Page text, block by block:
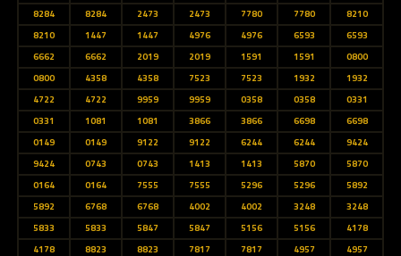
8284
8284 2473 2473 7780 7780
8210
8210
1447 1447 4976 4976 6593
6593
6662
6662 2019 2019 1591 1591
0800
0800
4358 4358 7523 7523 1932
1932
4722
4722 9959 9959 0358 0358
0331
0331
1081 1081 3866 3866 6698
6698
0149
0149 9122 9122 6244 6244
9424
9424
0743 0743 1413 1413 5870
5870
0164
0164 7555 7555 5296 5296
5892
5892
6768 6768 4002 4002 3248
3248
5833
5833 5847 5847 5156 5156
4178
4178
8823 8823 7817 7817 4957
4957